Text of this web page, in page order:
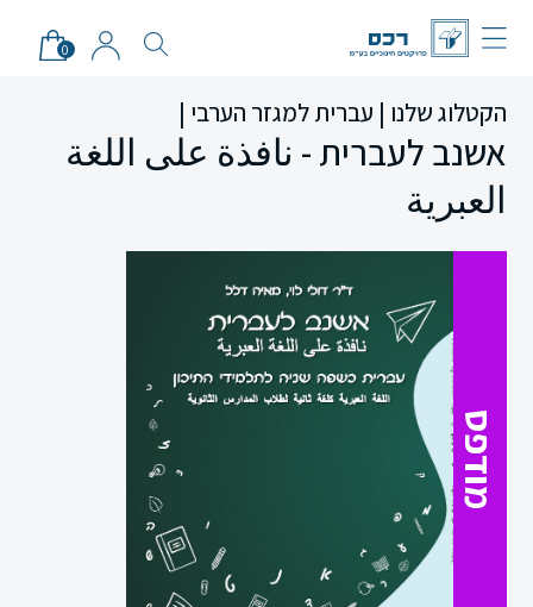
0
הקטלוג שלנו | עברית למגזר הערבי |
אשנב לעברית - نافذة على اللغة
العبرية
מודפס